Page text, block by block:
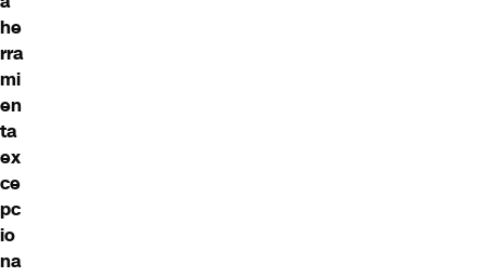
he
rra
mi
en
ta
ex
ce
pc
io
na